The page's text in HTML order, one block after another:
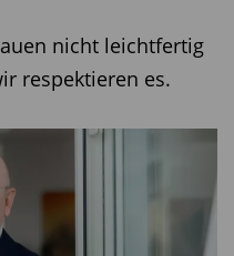
nicht leichtfertig
respektieren es.